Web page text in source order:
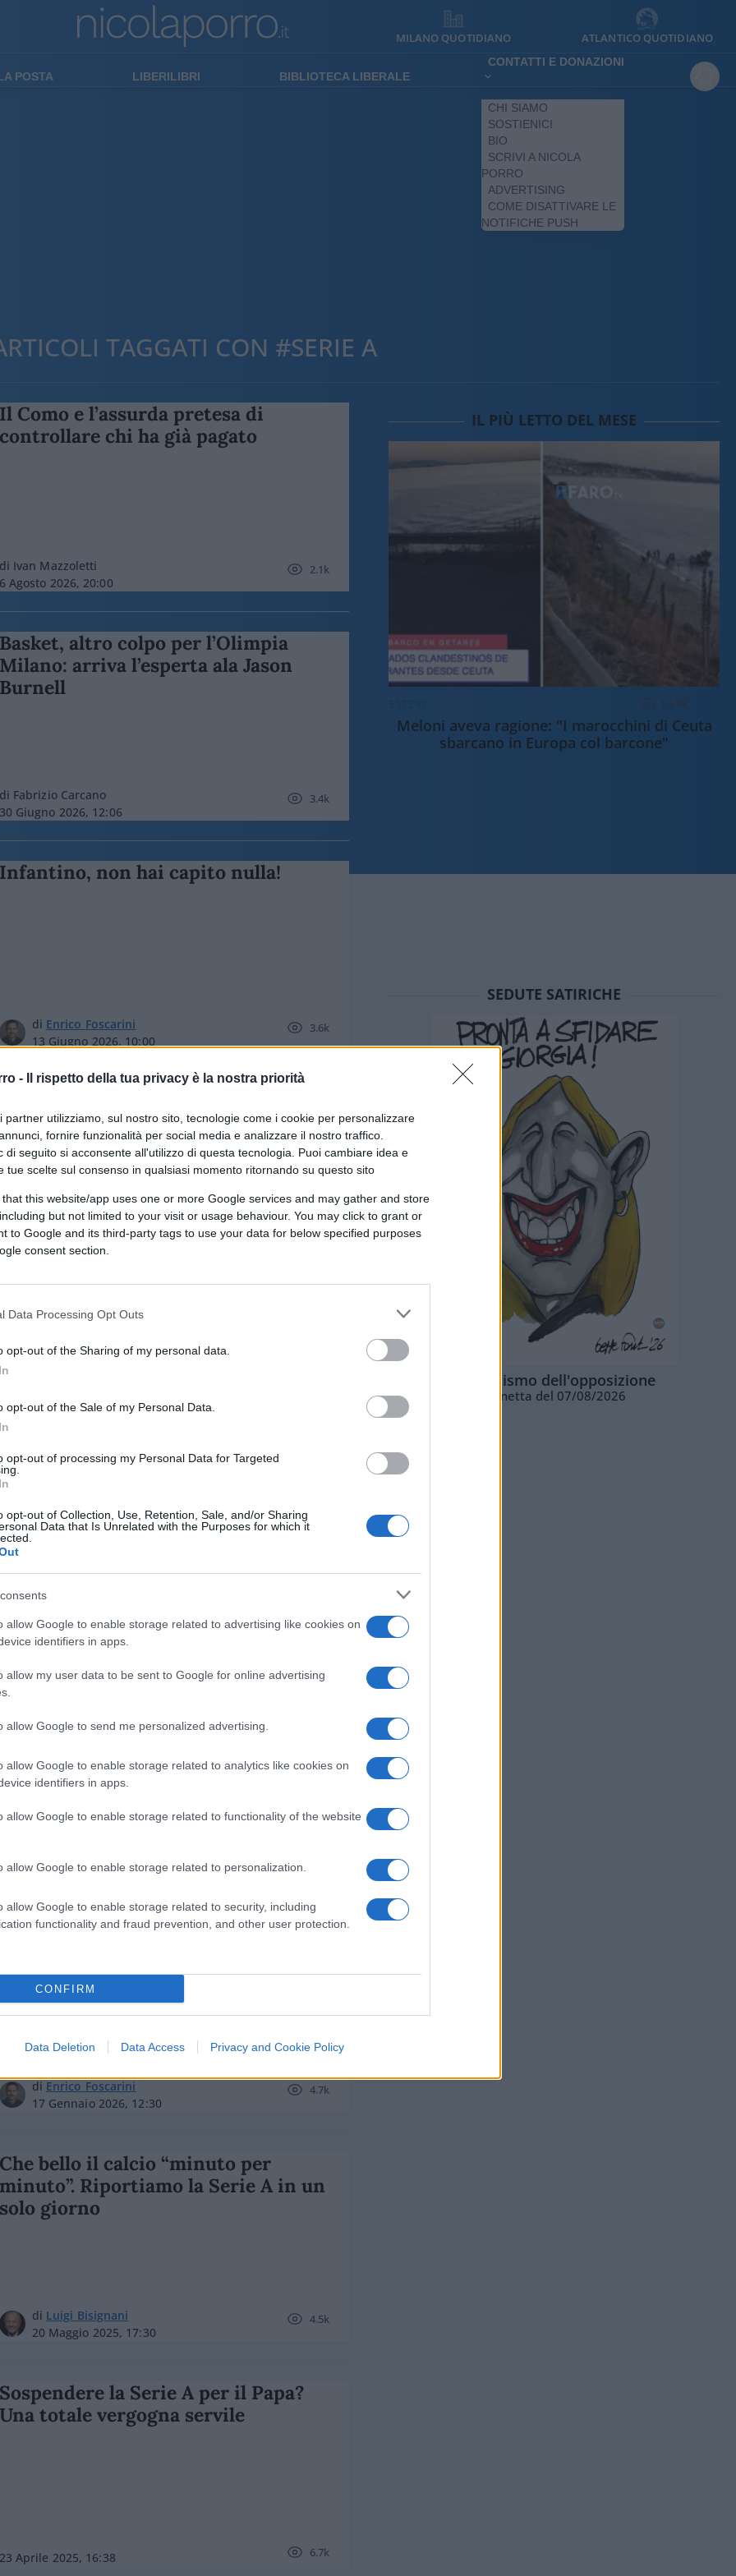
- Il rispetto della tua privacy è la nostra priorità
partner utilizziamo, sul nostro sito, tecnologie come i cookie per personalizzare
fornire funzionalità per social media e analizzare il nostro traffico.
di seguito si acconsente all'utilizzo di questa tecnologia. Puoi cambiare idea e
tue scelte sul consenso in qualsiasi momento ritornando su questo sito
that this website/app uses one or more Google services and may gather and store
but not limited to your visit or usage behaviour. You may click to grant or
to Google and its third-party tags to use your data for below specified purposes
consent section.
Data Processing Opt Outs
opt-out of the Sharing of my personal data.
opt-out of the Sale of my Personal Data.
opt-out of processing my Personal Data for Targeted
opt-out of Collection, Use, Retention, Sale, and/or Sharing
Data that Is Unrelated with the Purposes for which it
allow Google to enable storage related to advertising like cookies on
identifiers in apps.
allow my user data to be sent to Google for online advertising
allow Google to send me personalized advertising.
allow Google to enable storage related to analytics like cookies on
identifiers in apps.
allow Google to enable storage related to functionality of the website
allow Google to enable storage related to personalization.
allow Google to enable storage related to security, including
functionality and fraud prevention, and other user protection.
CONFIRM
Data Deletion Data Access Privacy and Cookie Policy
MILANO QUOTIDIANO ATLANTICO QUOTIDIANO
POSTA LIBERILIBRI BIBLIOTECA LIBERALE
CONTATTI E DONAZIONI
CHI SIAMO
SOSTIENICI
BIO
SCRIVI A NICOLA
PORRO
ADVERTISING
COME DISATTIVARE LE
NOTIFICHE PUSH
TAGGATI CON #SERIE A
Il Como e l’assurda pretesa di
controllare chi ha già pagato
di Ivan Mazzoletti
6 Agosto 2026, 20:00
2.1k
Basket, altro colpo per l’Olimpia
Milano: arriva l’esperta ala Jason
Burnell
di Fabrizio Carcano
30 Giugno 2026, 12:06
3.4k
Infantino, non hai capito nulla!
di Enrico Foscarini
13 Giugno 2026, 10:00
3.6k
bene
diEnrico Foscarini
è solo sputtanamento
di Franco Lodige
in serie A, il designatore
indagato per frode sportiva:
“Arbitri graditi all’Inter”
25 Aprile 2026, 14:08
la priorità della Serie A
il marketing
il miliardario che ha
cambiato Firenze
di Enrico Foscarini
17 Gennaio 2026, 12:30
4.7k
Che bello il calcio “minuto per
minuto”. Riportiamo la Serie A in un
solo giorno
di Luigi Bisignani
20 Maggio 2025, 17:30
4.5k
Sospendere la Serie A per il Papa?
Una totale vergogna servile
23 Aprile 2025, 16:38 6.7k
IL PIÙ LETTO DEL MESE
14.9k
Meloni aveva ragione: "I marocchini di Ceuta
sbarcano in Europa col barcone"
SEDUTE SATIRICHE
L'ottimismo dell'opposizione
Vignetta del 07/08/2026